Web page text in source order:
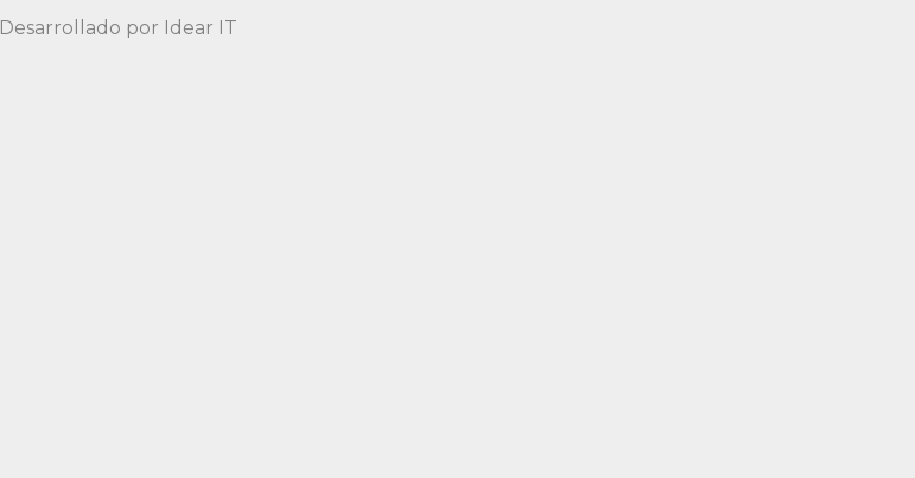
Desarrollado por Idear IT